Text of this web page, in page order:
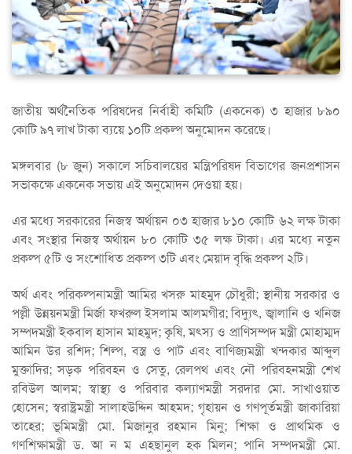
জাতীয় অর্থনৈতিক পরিষদের নির্বাহী কমিটি (একনেক) ৩ হাজার ৮৯০
কোটি ৯৭ লাখ টাকা ব্যয়ে ১০টি প্রকল্প অনুমোদন করেছে।
মঙ্গলবার (৮ জুন) সকালে সচিবালয়ের মন্ত্রিপরিষদ বিভাগের জনপ্রশাসন
সভাকক্ষে একনেক সভায় এই অনুমোদন দেওয়া হয়।
এর মধ্যে সরকারের নিজস্ব অর্থায়ন ০৩ হাজার ৮১০ কোটি ৬২ লক্ষ টাকা
এবং সংস্থার নিজস্ব অর্থায়ন ৮০ কোটি ৩৫ লক্ষ টাকা। এর মধ্যে নতুন
প্রকল্প ৫টি ও সংশোধিত প্রকল্প ৩টি এবং মেয়াদ বৃদ্ধি প্রকল্প ২টি।
অর্থ এবং পরিকল্পনামন্ত্রী আমির খসরু মাহমুদ চৌধুরী; স্থানীয় সরকার ও
পল্লী উন্নয়নমন্ত্রী মির্জা ফখরুল ইসলাম আলমগীর; বিদ্যুৎ, জ্বালানি ও খনিজ
সম্পদমন্ত্রী ইকবাল হাসান মাহমুদ; কৃষি, মৎস্য ও প্রাণিসম্পদ মন্ত্রী মোহাম্মদ
আমিন উর রশিদ; শিল্প, বস্ত্র ও পাট এবং বাণিজ্যমন্ত্রী খন্দকার আব্দুল
মুক্তাদির; সড়ক পরিবহন ও সেতু, রেলপথ এবং নৌ পরিবহনমন্ত্রী শেখ
রবিউল আলম; স্বাস্থ্য ও পরিবার কল্যাণমন্ত্রী সরদার মো. সাখাওয়াত
হোসেন; স্বরাষ্ট্রমন্ত্রী সালাহউদ্দিন আহমদ; গৃহায়ন ও গণপূর্তমন্ত্রী জাকারিয়া
তাহের; ভূমিমন্ত্রী মো. মিজানুর রহমান মিনু; শিক্ষা ও প্রাথমিক ও
গণশিক্ষামন্ত্রী ড. আ ন ম এহছানুল হক মিলন; পানি সম্পদমন্ত্রী মো.